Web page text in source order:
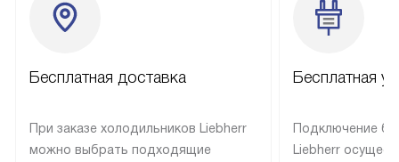
Бесплатная доставка
При заказе холодильников Liebherr
можно выбрать подходящие
Бесплатная
Подключение
Liebherr